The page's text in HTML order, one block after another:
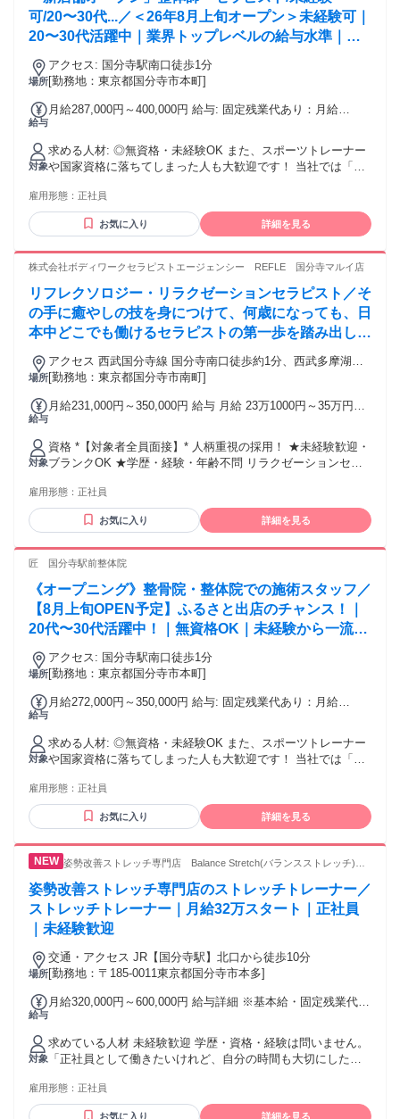
ださい！
可/20〜30代...／＜26年8月上旬オープン＞未経験可｜
20〜30代活躍中｜業界トップレベルの給与水準｜初
回ボーナス80万円・賞与500万円の支給実績あり
場所
アクセス: 国分寺駅南口徒歩1分
[勤務地：東京都国分寺市本町]
給与
月給287,000円～400,000円 給与: 固定残業代あり：月給
￥57,900（36時間相当分）を含む。36時間を超える残業代は
追加で支給する。 ▼週休1.5日制、週休2日制を選んでいただ
けます ①週1.5日制 月給：287,000円〜400,000円 ※研修期間
6ヶ月は278,000円〜400,000円(月給) ②週休2日制 月給：
350,000円(月給) 毎月のインセンティブ制度あり 賞与：年2回
（年間実績：平均200万円以上） 昇給：年1回 ※直近の冬の賞
与で500万円支給の実績あり ※入社後初のボーナスで80万円
の支給実績あり ＜年収実績＞ 1年目 500万円 2年目 700万
円 3年目 800〜1,000万円 5年目 1,500万円 「前職給与保証
制度」あり 上記制度では、あなたのスキルをテストさせて頂
き、 基準をクリアした場合には前職と同じ給与を最低保証し
ます。 現在勤務している会社で管理職や幹部クラスとして活
の生活を安心して転職して頂けるようこちらの制度を設けて
います。 希望者は関東・関西・東海など全国の院への転勤も
可能です！ 強制的な県を跨いだ転勤はありませんのでご安心
ください！ 給与 関東 ：287,000円〜 関西 ：
円〜
対象
求める人材: ◎無資格・未経験OK また、スポーツトレーナー
や国家資格に落ちてしまった人も大歓迎です！ 当社では「あ
きます。 ▶︎こんな方におすすめのお仕事 ・人の役に立ちた
い、人を笑顔にしたい方！ ・未経験だけど新しいことに挑戦
してみたい方 ・人としても成長できる環境で働きたい方 ・仕
てほしい！認められたい！という方 ・収入面で周囲と差をつ
りたい方も歓迎！ ・他とは違う技術を身につけたい方！ ・根
本改善できる技術を身に付けたい方 ・常に挑戦し続けられる
環境で働きたい方 ▶︎キャリアアップ・管理職を目指す方にも
ピッタリ ・自分のキャリアを急成長させていきたい方 ・院
長、マネージャーなど管理職に興味がある ・集客や会社の運
営に興味がある ・チームをまとめたり率いることが得意 ＜活
験 ・リラクゼーションマッサージ店での勤務経験
雇用形態： 正社員
お気に入り 詳細を見る
株式会社ボディワークセラピストエージェンシー REFLE 国分寺マルイ店
リフレクソロジー・リラクゼーションセラピスト／そ
の手に癒やしの技を身につけて、何歳になっても、日
本中どこでも働けるセラピストの第一歩を踏み出しま
せんか。
場所
アクセス 西武国分寺線 国分寺南口徒歩約1分、西武多摩湖線
国分寺南口徒歩約1分、ＪＲ中央本線 国分寺南口徒歩約1分 最
[勤務地：東京都国分寺市南町]
給与
月給231,000円～350,000円 給与 月給 23万1000円～35万円
万円（固定残業時間：13時間） 固定残業時間を超えた勤務時
間については別途残業代を支給する 半期ごとの賞与（社内規
定あり）＆ 指名料還元（ 1 件 300 円） 交通費：通勤交通費
全額支給 交通費全額支給（店舗によりマイカー通勤可 / ガソ
対象
資格 *【対象者全員面接】* 人柄重視の採用！ ★未経験歓迎・
ブランクOK ★学歴・経験・年齢不問 リラクゼーションセラ
ッサージ師、リフレクソロジスト、ボディケア、フットケ
ア…幅広い業態を手掛ける当社ならどんな経験でも活かせま
雇用形態： 正社員
お気に入り 詳細を見る
匠 国分寺駅前整体院
《オープニング》整骨院・整体院での施術スタッフ／
【8月上旬OPEN予定】ふるさと出店のチャンス！｜
20代〜30代活躍中！｜無資格OK｜未経験から一流の
治療家になれる手厚い研修サポートあり｜店舗拡大中
で最速でキャリアアップができる！週休2日制
場所
アクセス: 国分寺駅南口徒歩1分
[勤務地：東京都国分寺市本町]
給与
月給272,000円～350,000円 給与: 固定残業代あり：月給
￥53,000（33時間相当分）を含む。33時間を超える残業代は
追加で支給する。 ＜給与＞ 月給：272,000円〜350,000円 ※
研修期間6ヶ月は264,000円〜 ◆毎月のインセンティブ制度あ
り ◆賞与：年2回（年間実績：平均200万円以上） ◆昇給：年
円 3年目 25歳：530万円
対象
求める人材: ◎無資格・未経験OK また、スポーツトレーナー
や国家資格に落ちてしまった人も大歓迎です！ 当社では「あ
きます。 ▶︎こんな方におすすめのお仕事 ・人の役に立ちた
い、人を笑顔にしたい方！ ・明るく元気にお客様とのコミュ
ニケーションがとれる方 ・未経験だけど新しいことに挑戦し
長させていきたい方 ・人としても成長できる環境で働きたい
方 ・常に挑戦し続けられる環境で働きたい方 ・家族や今後の
ためにも収入をUPしたい方 ・頑張りをしっかり評価してほし
い！認められたい！という方 ▶︎本物の治療家になりたい方も
歓迎 ・他とは違う技術を身につけたい方！ ・根本改善できる
技術を身に付けたい方 ・お客さまに合わせた治療を提案した
い方
雇用形態： 正社員
お気に入り 詳細を見る
姿勢改善ストレッチ専門店 Balance Stretch(バランスストレッチ)国
姿勢改善ストレッチ専門店のストレッチトレーナー／
ストレッチトレーナー｜月給32万スタート｜正社員
｜未経験歓迎
場所
交通・アクセス JR【国分寺駅】北口から徒歩10分
[勤務地：〒185-0011東京都国分寺市本多]
給与
月給320,000円～600,000円 給与詳細 ※基本給・固定残業代の
あり 1ヶ月あたり6万2000円（固定残業時間：1ヶ月あたり40
時間） 固定残業時間を超えた勤務時間については別途残業代
を支給する 【一律手当】 全員に一律で支払われる通勤・皆
勤・家族手当金額：なし 全員に一律で支払われるその他手当
3か月後には給与反映されるので、 やりがいも抜群です！
対象
求めている人材 未経験歓迎 学歴・資格・経験は問いません。
「正社員として働きたいけれど、自分の時間も大切にした
「スポーツや身体に関わる仕事がしたい」 「未経験から専門
的な技術を身につけたい」 そんな方を歓迎します。 【こんな
雇用形態： 正社員
お気に入り 詳細を見る